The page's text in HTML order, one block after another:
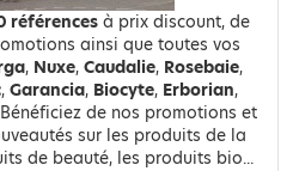
références à prix discount, de
ainsi que toutes vos
, Nuxe, Caudalie, Rosebaie,
, Garancia, Biocyte, Erborian,
Bénéficiez de nos promotions et
sur les produits de la
de beauté, les produits bio...